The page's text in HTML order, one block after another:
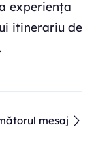
experiența
itinerariu de
mesaj